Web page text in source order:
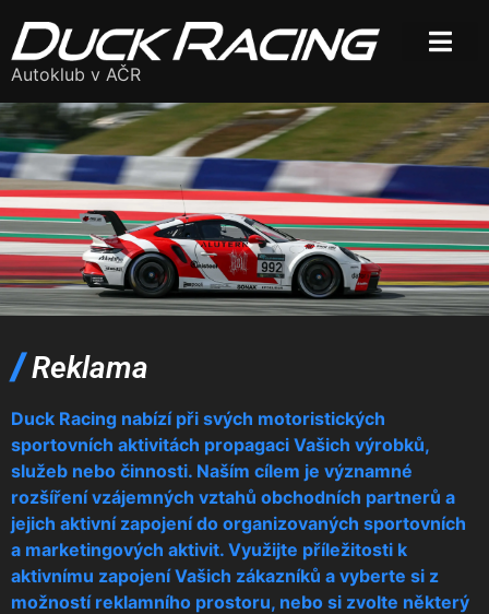
Autoklub v AČR
/Reklama
Duck Racing nabízí při svých motoristických
sportovních aktivitách propagaci Vašich výrobků,
služeb nebo činnosti. Naším cílem je významné
rozšíření vzájemných vztahů obchodních partnerů a
jejich aktivní zapojení do organizovaných sportovních
a marketingových aktivit. Využijte příležitosti k
aktivnímu zapojení Vašich zákazníků a vyberte si z
možností reklamního prostoru, nebo si zvolte některý